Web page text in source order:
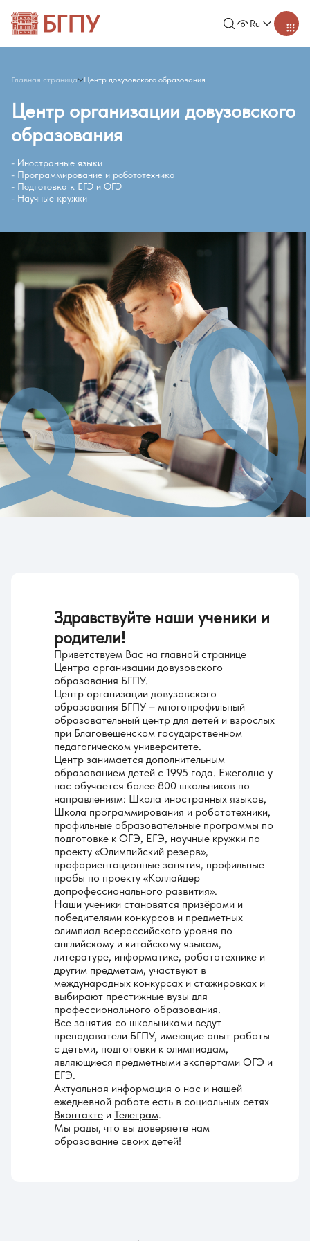
Ru
Главная страница Центр довузовского образования
Центр организации довузовского
образования
- Иностранные языки
- Программирование и робототехника
- Подготовка к ЕГЭ и ОГЭ
- Научные кружки
Здравствуйте наши ученики и
родители!
Приветствуем Вас на главной странице
Центра организации довузовского
образования БГПУ.
Центр организации довузовского
образования БГПУ – многопрофильный
образовательный центр для детей и взрослых
при Благовещенском государственном
педагогическом университете.
Центр занимается дополнительным
образованием детей с 1995 года. Ежегодно у
нас обучается более 800 школьников по
направлениям: Школа иностранных языков,
Школа программирования и робототехники,
профильные образовательные программы по
подготовке к ОГЭ, ЕГЭ, научные кружки по
проекту «Олимпийский резерв»,
профориентационные занятия, профильные
пробы по проекту «Коллайдер
допрофессионального развития».
Наши ученики становятся призёрами и
победителями конкурсов и предметных
олимпиад всероссийского уровня по
английскому и китайскому языкам,
литературе, информатике, робототехнике и
другим предметам, участвуют в
международных конкурсах и стажировках и
выбирают престижные вузы для
профессионального образования.
Все занятия со школьниками ведут
преподаватели БГПУ, имеющие опыт работы
с детьми, подготовки к олимпиадам,
являющиеся предметными экспертами ОГЭ и
ЕГЭ.
Актуальная информация о нас и нашей
ежедневной работе есть в социальных сетях
Вконтакте и Телеграм.
Мы рады, что вы доверяете нам
образование своих детей!